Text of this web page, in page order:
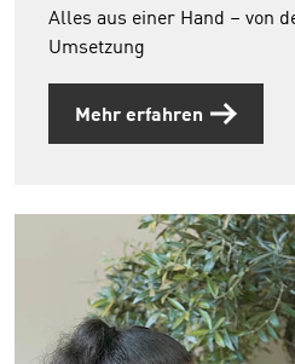
Alles aus einer Hand – von
Umsetzung
Mehr erfahren